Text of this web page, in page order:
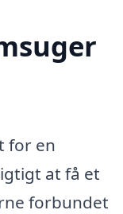
for en
at få et
forbundet